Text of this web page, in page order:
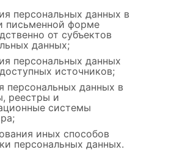
персональных данных в
письменной форме
от субъектов
данных;
персональных данных
источников;
персональных данных в
реестры и
системы
иных способов
персональных данных.